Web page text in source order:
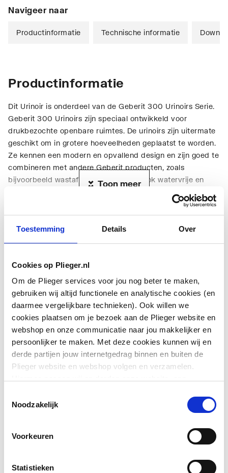
Toestemming Details Over
Cookies op Plieger.nl
Om de Plieger services voor jou nog beter te maken,
gebruiken wij altijd functionele en analytische cookies (en
daarmee vergelijkbare technieken). Ook willen we
cookies plaatsen om je bezoek aan de Plieger website en
webshop en onze communicatie naar jou makkelijker en
persoonlijker te maken. Met deze cookies kunnen wij en
derde partijen jouw internetgedrag binnen en buiten de
Plieger website en webshop volgen en verzamelen.
We slaan je cookievoorkeur op in je browser.
Noodzakelijk
Voorkeuren
Statistieken
Navigeer naar
Productinformatie Technische informatie
Productinformatie
Dit Urinoir is onderdeel van de Geberit 300 Urinoirs Serie.
Geberit 300 Urinoirs zijn speciaal ontwikkeld voor
drukbezochte openbare ruimtes. De urinoirs zijn uitermate
geschikt om in grotere hoeveelheden geplaatst te worden.
Ze kennen een modern en opvallend design en zijn goed te
combineren met andere Geberit producten, zoals
bijvoorbeeld wastafels. Geberit heeft ook watervrije en
met maximale waterbesparing: deze systemen besparen
jaarlijks tienduizenden liters water.
Enkele eigenschappen zijn:
-Wandhangend
-Met spoelrand
-Verborgen sifon
-Verborgen bevestiging
Dit product bevat:
-Urinoirsifon
Toon meer
Technische informatie
Model Wand
Materiaal Keramiek
Kleur Wit
Spoelwateraansluiting Achter
Aansluiting afvoer
Downloads